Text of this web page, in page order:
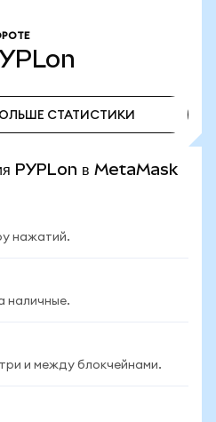
СТАТИСТИКИ
PYPLon в MetaMask
нажатий.
наличные.
и между блокчейнами.